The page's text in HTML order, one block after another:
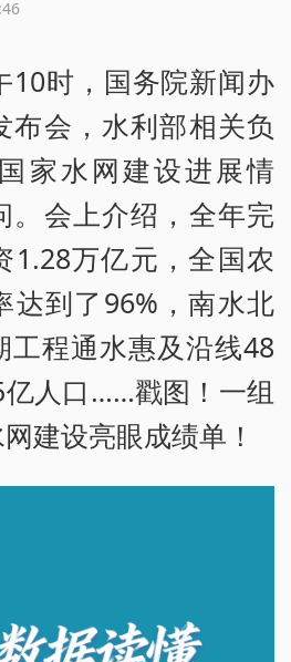
10时，国务院新闻办
布会，水利部相关负
家水网建设进展情
。会上介绍，全年完
1.28万亿元，全国农
达到了96%，南水北
工程通水惠及沿线48
人口……戳图！一组
建设亮眼成绩单！